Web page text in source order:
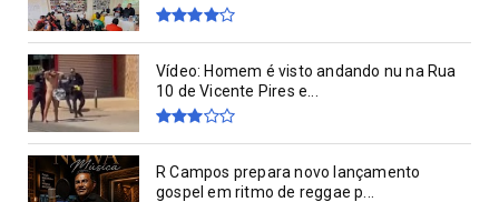
Vídeo: Homem é visto andando nu na Rua
10 de Vicente Pires e...
R Campos prepara novo lançamento
gospel em ritmo de reggae p...